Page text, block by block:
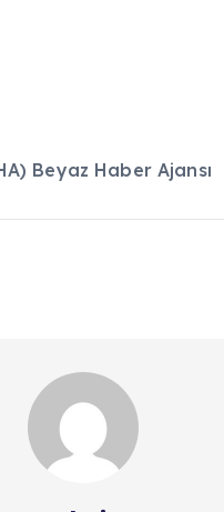
Beyaz Haber Ajansı